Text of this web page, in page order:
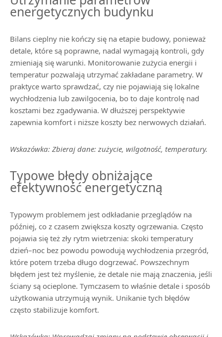
energetycznych budynku
Bilans cieplny nie kończy się na etapie budowy, ponieważ
detale, które są poprawne, nadal wymagają kontroli, gdy
zmieniają się warunki. Monitorowanie zużycia energii i
temperatur pozwalają utrzymać zakładane parametry. W
praktyce warto sprawdzać, czy nie pojawiają się lokalne
wychłodzenia lub zawilgocenia, bo to daje kontrolę nad
kosztami bez zgadywania. W dłuższej perspektywie
zapewnia komfort i niższe koszty bez nerwowych działań.
Wskazówka: Zbieraj dane: zużycie, wilgotność, temperatury.
Typowe błędy obniżające
efektywność energetyczną
Typowym problemem jest odkładanie przeglądów na
później, co z czasem zwiększa koszty ogrzewania. Często
pojawia się też zły rytm wietrzenia: skoki temperatury
dzień–noc bez powodu powodują wychłodzenia przegród,
które potem trzeba długo dogrzewać. Powszechnym
błędem jest też myślenie, że detale nie mają znaczenia, jeśli
ściany są ocieplone. Tymczasem to właśnie detale i sposób
użytkowania utrzymują wynik. Unikanie tych błędów
często stabilizuje komfort.